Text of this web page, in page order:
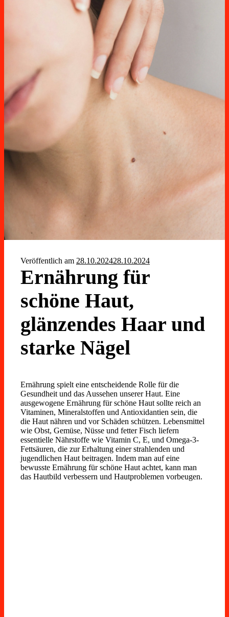
Veröffentlich am 28.10.202428.10.2024
Ernährung für
schöne Haut,
glänzendes Haar und
starke Nägel
Ernährung spielt eine entscheidende Rolle für die
Gesundheit und das Aussehen unserer Haut. Eine
ausgewogene Ernährung für schöne Haut sollte reich an
Vitaminen, Mineralstoffen und Antioxidantien sein, die
die Haut nähren und vor Schäden schützen. Lebensmittel
wie Obst, Gemüse, Nüsse und fetter Fisch liefern
essentielle Nährstoffe wie Vitamin C, E, und Omega-3-
Fettsäuren, die zur Erhaltung einer strahlenden und
jugendlichen Haut beitragen. Indem man auf eine
bewusste Ernährung für schöne Haut achtet, kann man
das Hautbild verbessern und Hautproblemen vorbeugen.